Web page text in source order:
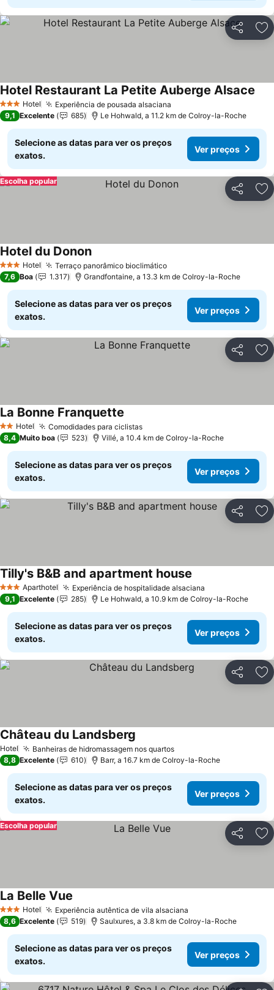
Partilhar
3 EstrelasHotel Experiência de pousada alsaciana
Hotel Restaurant La Petite Auberge Alsace
9,1 Excelente 685 Le Hohwald, a 11.2 km de Colroy-la-Roche
Selecione as datas para ver os preços
exatos.
Ver preços
Partilhar
Escolha popular
3 EstrelasHotel Terraço panorâmico bioclimáticoVer preços
Hotel du DononVer preços
7,6 Boa 1.317 Grandfontaine, a 13.3 km de Colroy-la-Roche
Selecione as datas para ver os preços
exatos.
Ver preços
Partilhar
2 Estrelas
Hotel Comodidades para ciclistasVer preços
La Bonne Franquette
8,4 Muito boa 523 Villé, a 10.4 km de Colroy-la-Roche
Selecione as datas para ver os preços
exatos.
Ver preços
Partilhar
3 EstrelasAparthotel Experiência de hospitalidade alsaciana
Tilly's B&B and apartment house
9,1 Excelente 285 Le Hohwald, a 10.9 km de Colroy-la-Roche
Selecione as datas para ver os preços
exatos.
Ver preços
Partilhar
Hotel Banheiras de hidromassagem nos quartosVer preços
Château du Landsberg
8,8 Excelente 610 Barr, a 16.7 km de Colroy-la-Roche
Selecione as datas para ver os preços
exatos.
Ver preços
Partilhar
Escolha popular
3 EstrelasHotel Experiência autêntica de vila alsaciana
La Belle Vue
8,6 Excelente 519 Saulxures, a 3.8 km de Colroy-la-Roche
Selecione as datas para ver os preços
exatos.
Ver preços